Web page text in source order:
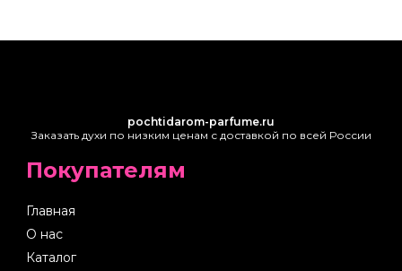
pochtidarom-parfume.ru
Заказать духи по низким ценам с доставкой по всей России
Покупателям
Главная
О нас
Каталог